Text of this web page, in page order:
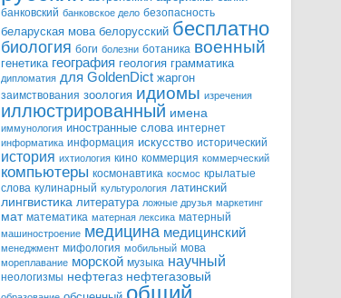
банковский банковское дело безопасность
беларуская мова белорусский бесплатно
биология боги болезни ботаника военный
генетика география геология грамматика
дипломатия для GoldenDict жаргон
заимствования зоология идиомы изречения
иллюстрированный имена
иммунология иностранные слова интернет
информатика информация искусство исторический
история ихтиология кино коммерция коммерческий
компьютеры космонавтика космос крылатые
слова кулинарный культурология латинский
лингвистика литература ложные друзья маркетинг
мат математика матерная лексика матерный
машиностроение медицина медицинский
менеджмент мифология мобильный мова
мореплавание морской музыка научный
неологизмы нефтегаз нефтегазовый